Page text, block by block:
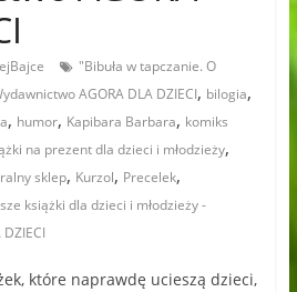
"Bibuła w tapczanie. O
AGORA DLA DZIECI, bilogia,
, humor, Kapibara Barbara, komiks
na prezent dla dzieci i młodzieży,
sklep, Kurzol, Precelek,
książki dla dzieci i młodzieży -
które naprawdę ucieszą dzieci,